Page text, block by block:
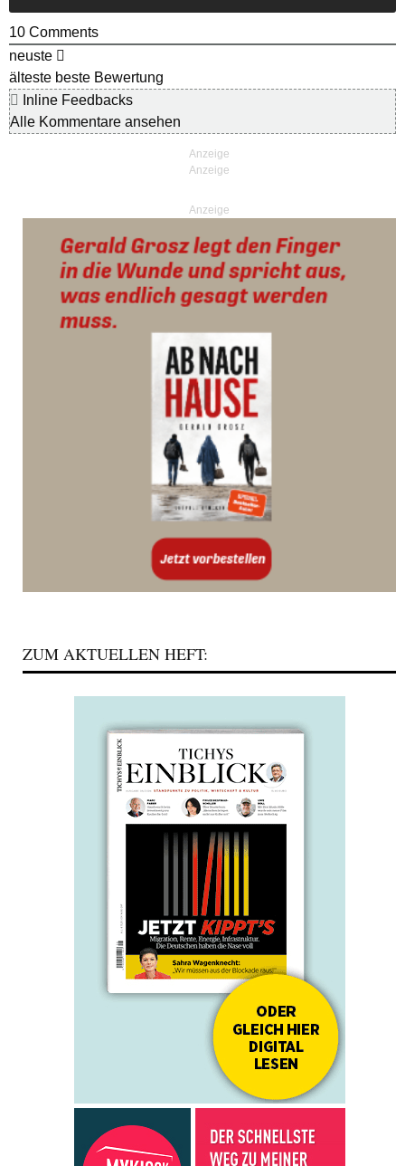
10 Comments
neuste
älteste beste Bewertung
Inline Feedbacks
Alle Kommentare ansehen
Anzeige
ZUM AKTUELLEN HEFT: